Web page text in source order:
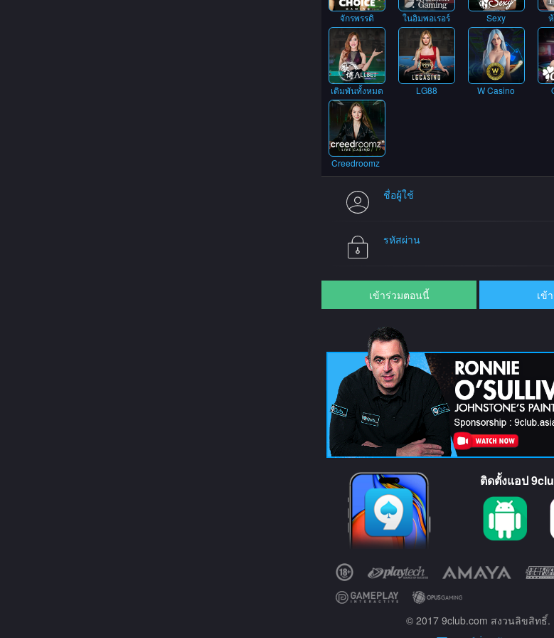
จักรพรรดิ ในอิมพอเรอร์ Sexy
เดิมพันทั้งหมด LG88 W Casino
Creedroomz
ชื่อผู้ใช้
รหัสผ่าน
เข้าร่วมตอนนี้ เข้
ติดตั้งแอป
© 2017 9club.com สงวนลิขสิทธิ์.